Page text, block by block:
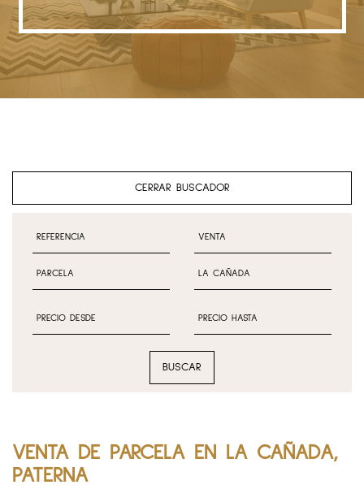
CERRAR BUSCADOR
BUSCAR
VENTA DE PARCELA EN LA CAÑADA,
PATERNA